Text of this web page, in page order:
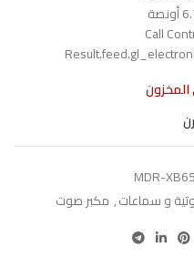
MDR-
و سماعات, مكبر صوت